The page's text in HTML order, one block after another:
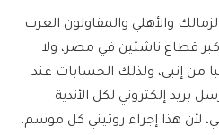
والأهلي والمقاولون العرب
قطاع ناشئين في مصر، ولا
من إنبي، ولذلك الحسابات عند
بريد إلكتروني لكل الأندية
لأن هذا إجراء روتيني كل موسم،